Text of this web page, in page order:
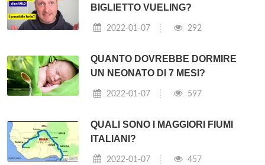
BIGLIETTO VUELING?
2022-01-07 292
QUANTO DOVREBBE DORMIRE
UN NEONATO DI 7 MESI?
2022-01-07 597
QUALI SONO I MAGGIORI FIUMI
ITALIANI?
2022-01-07 457